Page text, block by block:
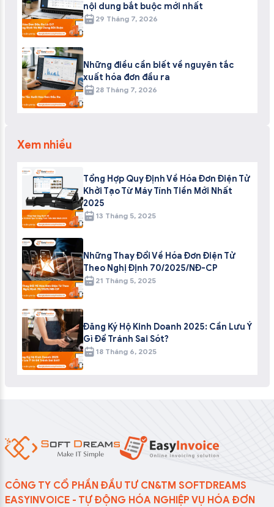
nội dung bắt buộc mới nhất
29 Tháng 7, 2026
Những điều cần biết về nguyên tắc
xuất hóa đơn đầu ra
28 Tháng 7, 2026
Xem nhiều
Tổng Hợp Quy Định Về Hóa Đơn Điện Tử
Khởi Tạo Từ Máy Tính Tiền Mới Nhất
2025
13 Tháng 5, 2025
Những Thay Đổi Về Hóa Đơn Điện Tử
Theo Nghị Định 70/2025/NĐ-CP
21 Tháng 5, 2025
Đăng Ký Hộ Kinh Doanh 2025: Cần Lưu Ý
Gì Để Tránh Sai Sót?
18 Tháng 6, 2025
CÔNG TY CỔ PHẦN ĐẦU TƯ CN&TM SOFTDREAMS
EASYINVOICE - TỰ ĐỘNG HÓA NGHIỆP VỤ HÓA ĐƠN